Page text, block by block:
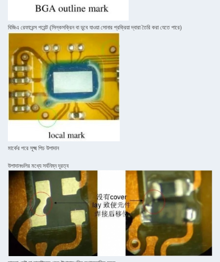
বিজিএ রেফারেন্স পয়েন্ট (সিল্কসক্রিন বা ডুবে যাওয়া সোনার প্রক্রিয়া দ্বারা তৈরি করা যেতে পারে)
মার্কের পরে সূক্ষ্ম পিচ উপাদান
উপাদানগুলির মধ্যে সর্বনিম্ন দূরত্ব